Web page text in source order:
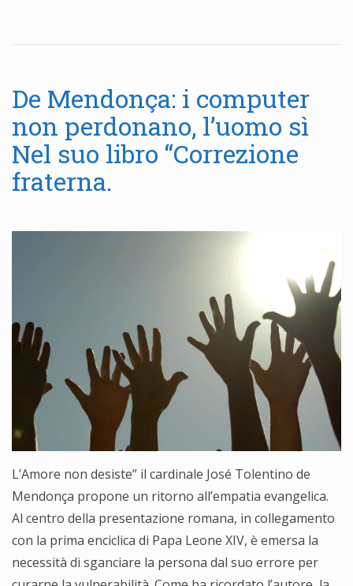
De Mendonça: i computer
non perdonano, l’uomo sì
Nel suo libro “Correzione
fraterna.
L’Amore non desiste” il cardinale José Tolentino de
Mendonça propone un ritorno all’empatia evangelica.
Al centro della presentazione romana, in collegamento
con la prima enciclica di Papa Leone XIV, è emersa la
necessità di sganciare la persona dal suo errore per